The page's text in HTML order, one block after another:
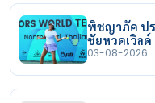
พิชญาภัค ปร
ชัยหวดเวิลด์
03-08-2026